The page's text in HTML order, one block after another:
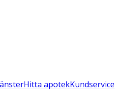
Hitta apotekKundservice